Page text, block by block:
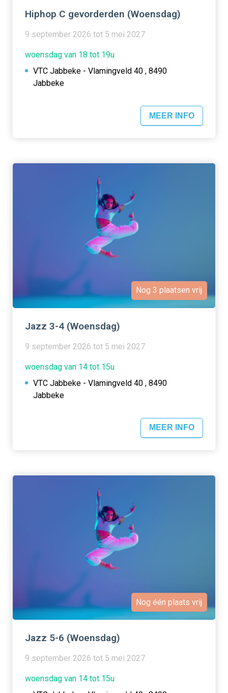
Hiphop C gevorderden (Woensdag)
9 september 2026 tot 5 mei 2027
woensdag van 18 tot 19u
VTC Jabbeke - Vlamingveld 40 , 8490
Jabbeke
MEER INFO
Nog 3 plaatsen vrij
Jazz 3-4 (Woensdag)
9 september 2026 tot 5 mei 2027
woensdag van 14 tot 15u
VTC Jabbeke - Vlamingveld 40 , 8490
Jabbeke
MEER INFO
Nog één plaats vrij
Jazz 5-6 (Woensdag)
9 september 2026 tot 5 mei 2027
woensdag van 14 tot 15u